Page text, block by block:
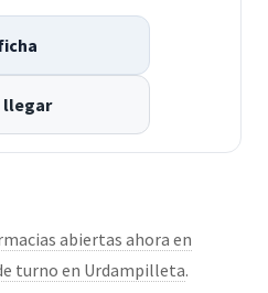
llegar
abiertas ahora en
turno en Urdampilleta.